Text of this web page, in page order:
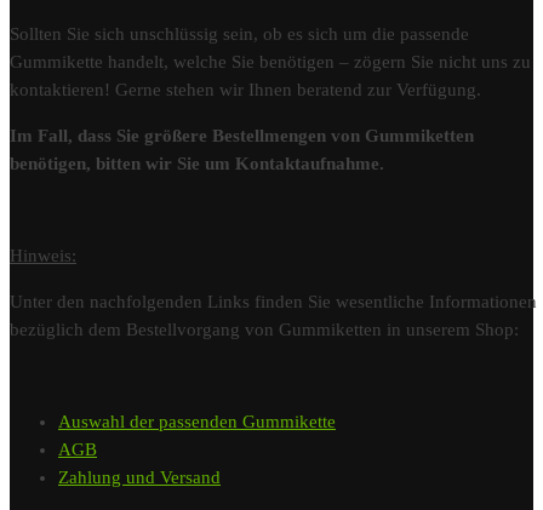
Sollten Sie sich unschlüssig sein, ob es sich um die passende
Gummikette handelt, welche Sie benötigen – zögern Sie nicht uns zu
kontaktieren! Gerne stehen wir Ihnen beratend zur Verfügung.
Im Fall, dass Sie größere Bestellmengen von Gummiketten
benötigen, bitten wir Sie um Kontaktaufnahme.
Hinweis:
Unter den nachfolgenden Links finden Sie wesentliche Informationen
bezüglich dem Bestellvorgang von Gummiketten in unserem Shop:
Auswahl der passenden Gummikette
AGB
Zahlung und Versand